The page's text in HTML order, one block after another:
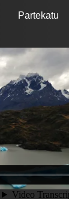
Partekatu